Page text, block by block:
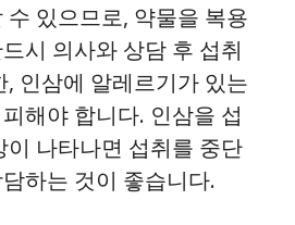
있으므로, 약물을 복용
시 의사와 상담 후 섭취
인삼에 알레르기가 있는
해야 합니다. 인삼을 섭
이 나타나면 섭취를 중단
하는 것이 좋습니다.